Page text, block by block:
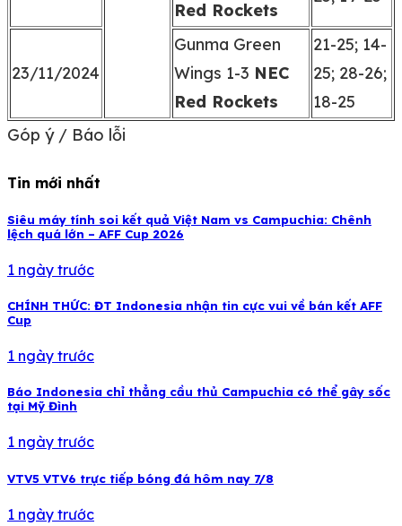
Red Rockets
23/11/2024
Gunma Green
Wings 1-3 NEC
Red Rockets
21-25; 14-
25; 28-26;
18-25
Góp ý / Báo lỗi
Tin mới nhất
Siêu máy tính soi kết quả Việt Nam vs Campuchia: Chênh
lệch quá lớn – AFF Cup 2026
1 ngày trước
CHÍNH THỨC: ĐT Indonesia nhận tin cực vui về bán kết AFF
Cup
1 ngày trước
Báo Indonesia chỉ thẳng cầu thủ Campuchia có thể gây sốc
tại Mỹ Đình
1 ngày trước
VTV5 VTV6 trực tiếp bóng đá hôm nay 7/8
1 ngày trước